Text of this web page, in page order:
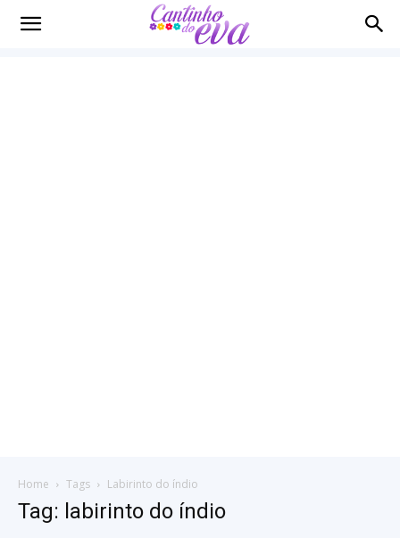
Cantinho
Home Tags Labirinto do índio
Tag: labirinto do índio